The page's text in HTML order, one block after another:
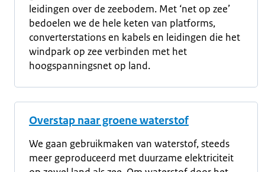
leidingen over de zeebodem. Met ‘net op zee’
bedoelen we de hele keten van platforms,
converterstations en kabels en leidingen die het
windpark op zee verbinden met het
hoogspanningsnet op land.
Overstap naar groene waterstof
We gaan gebruikmaken van waterstof, steeds
meer geproduceerd met duurzame elektriciteit